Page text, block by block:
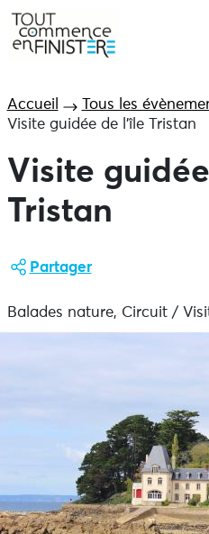
Accueil
Tous les
Visite guidée de l’île Tristan
Visite
Tristan
Partager
Balades nature, Circuit /